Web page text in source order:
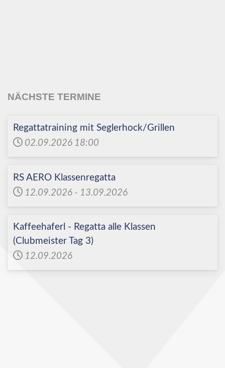
NÄCHSTE TERMINE
Regattatraining mit Seglerhock/Grillen
02.09.2026 18:00
RS AERO Klassenregatta
12.09.2026 - 13.09.2026
Kaffeehaferl - Regatta alle Klassen
(Clubmeister Tag 3)
12.09.2026